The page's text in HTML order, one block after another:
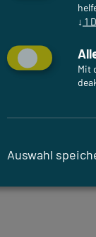
↓ 1
Mit
Auswahl